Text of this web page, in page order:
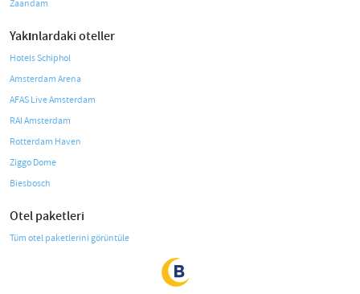
Zaandam
Yakınlardaki oteller
Hotels Schiphol
Amsterdam Arena
AFAS Live Amsterdam
RAI Amsterdam
Rotterdam Haven
Ziggo Dome
Biesbosch
Otel paketleri
Tüm otel paketlerini görüntüle